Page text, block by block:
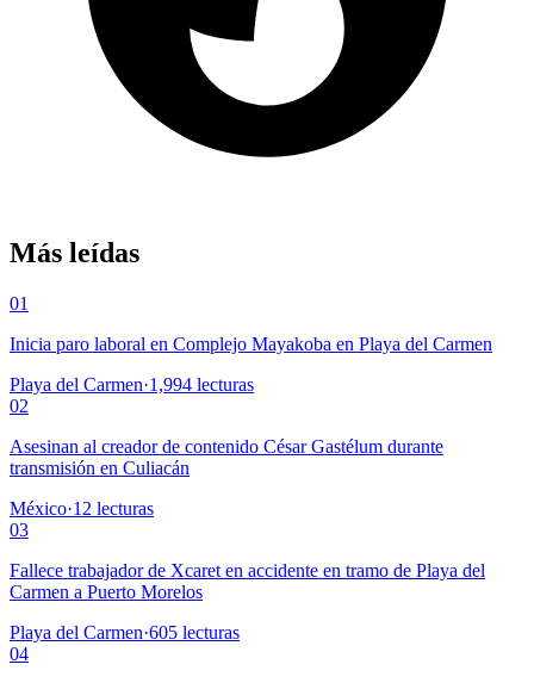
Más leídas
01
Inicia paro laboral en Complejo Mayakoba en Playa del Carmen
Playa del Carmen·1,994 lecturas
02
Asesinan al creador de contenido César Gastélum durante
transmisión en Culiacán
México·12 lecturas
03
Fallece trabajador de Xcaret en accidente en tramo de Playa del
Carmen a Puerto Morelos
Playa del Carmen·605 lecturas
04